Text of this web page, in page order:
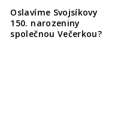
Oslavíme Svojsíkovy
150. narozeniny
společnou Večerkou?